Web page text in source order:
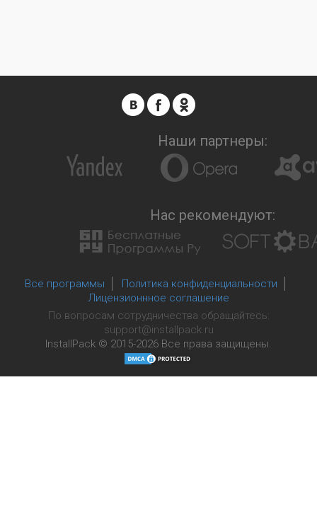
Наши партнеры:
Нас рекомендуют:
Все программы
Политика конфиденциальности
Лицензионнное соглашение
По вопросам сотрудничества обращайтесь:
support@installpack.ru
InstallPack © 2015-2026 Все права защищены.